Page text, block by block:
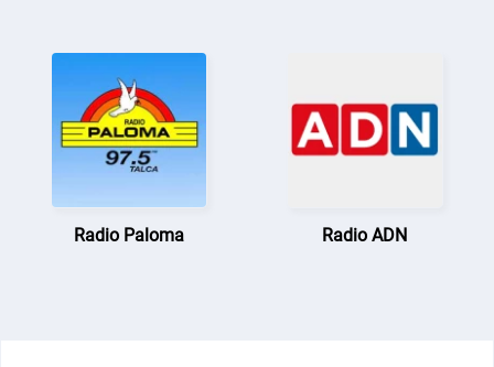
Radio Paloma Radio ADN